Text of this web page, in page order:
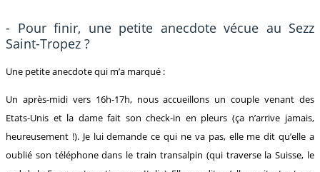
- Pour finir, une petite anecdote vécue au Sezz
Saint-Tropez ?
Une petite anecdote qui m’a marqué :
Un après-midi vers 16h-17h, nous accueillons un couple venant des
Etats-Unis et la dame fait son check-in en pleurs (ça n’arrive jamais,
heureusement !). Je lui demande ce qui ne va pas, elle me dit qu’elle a
oublié son téléphone dans le train transalpin (qui traverse la Suisse, le